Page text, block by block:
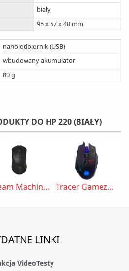
biały
95 x 57 x 40 mm
nano odbiornik (USB)
wbudowany akumulator
80 g
DO HP 220 (BIAŁY)
Dream Machines DM9 Skill Wireless Tracer Gamezone Space RGB
LINKI
VideoTesty